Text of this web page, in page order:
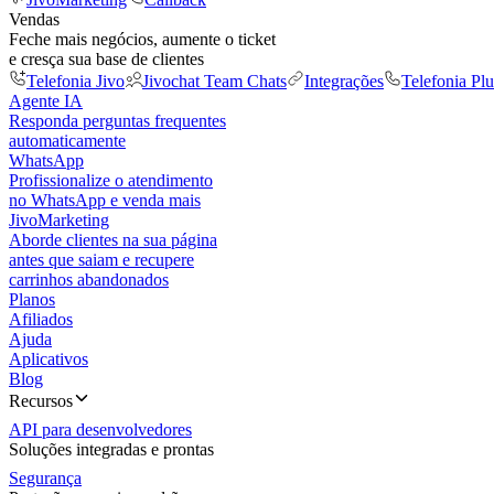
Vendas
Feche mais negócios, aumente o ticket
e cresça sua base de clientes
Telefonia Jivo
Jivochat Team Chats Integrações Telefonia
Agente IA
Responda perguntas frequentes
automaticamente
WhatsApp
Profissionalize o atendimento
no WhatsApp e venda mais
JivoMarketing
Aborde clientes na sua página
antes que saiam e recupere
carrinhos abandonados
Planos
Afiliados
Ajuda
Aplicativos
Blog
Recursos
API para desenvolvedores
Soluções integradas e prontas
Segurança